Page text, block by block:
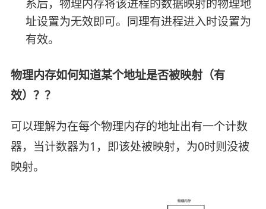
系后，物理内存将该进程的数据映射的物理地
址设置为无效即可。同理有进程进入时设置为
有效。
物理内存如何知道某个地址是否被映射（有
效）？？
可以理解为在每个物理内存的地址出有一个计数
器，当计数器为1，即该处被映射，为0时则没被
映射。